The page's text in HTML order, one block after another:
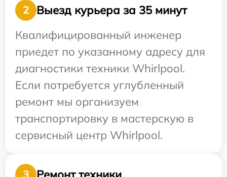
2
Выезд курьера за 35 минут
Квалифицированный инженер
приедет по указанному адресу для
диагностики техники Whirlpool.
Если потребуется углубленный
ремонт мы организуем
транспортировку в мастерскую в
сервисный центр Whirlpool.
3